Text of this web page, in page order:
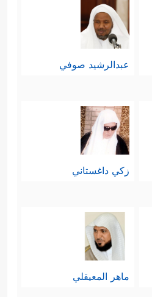
عبدالرشيد صوفي
زكي داغستاني
ماهر المعيقلي